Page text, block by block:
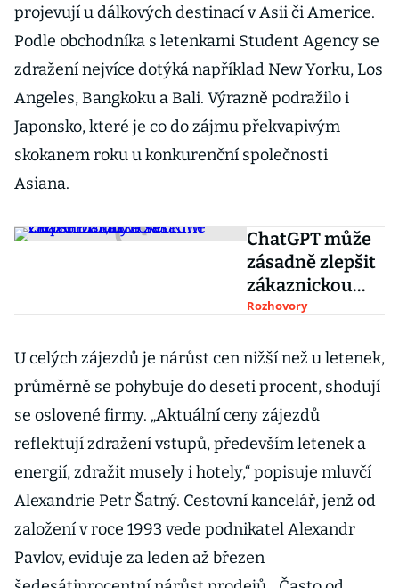
projevují u dálkových destinací v Asii či Americe.
Podle obchodníka s letenkami Student Agency se
zdražení nejvíce dotýká například New Yorku, Los
Angeles, Bangkoku a Bali. Výrazně podražilo i
Japonsko, které je co do zájmu překvapivým
skokanem roku u konkurenční společnosti
Asiana.
ChatGPT může
zásadně zlepšit
zákaznickou
zkušenost, říká
Dlouhý
Rozhovory
U celých zájezdů je nárůst cen nižší než u letenek,
průměrně se pohybuje do deseti procent, shodují
se oslovené firmy. „Aktuální ceny zájezdů
reflektují zdražení vstupů, především letenek a
energií, zdražit musely i hotely,“ popisuje mluvčí
Alexandrie Petr Šatný. Cestovní kancelář, jenž od
založení v roce 1993 vede podnikatel Alexandr
Pavlov, eviduje za leden až březen